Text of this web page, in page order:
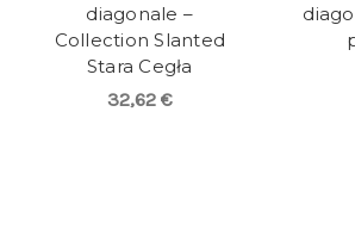
diagonale –
Collection Slanted
Stara Cegła
32,62 €